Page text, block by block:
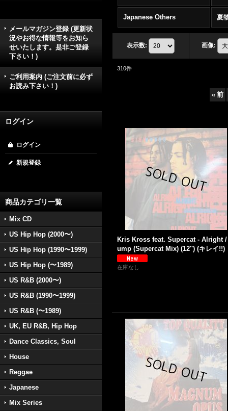
メールマガジン登録 (更新状
況やお得な情報等をお知ら
せいたします。是非ご登録
下さい！)
ご利用案内 (ご注文前に必ず
お読み下さい！)
ログイン
ログイン
新規登録
商品カテゴリ一覧
Mix CD
US Hip Hop (2000〜)
US Hip Hop (1990〜1999)
US Hip Hop (〜1989)
US R&B (2000〜)
US R&B (1990〜1999)
US R&B (〜1989)
UK, EU R&B, Hip Hop
Dance Classics, Soul
House
Reggae
Japanese
Mix Series
Japanese Others 夏
表示数: 画像:
310件
« 前
Kris Kross feat. Supercat - Alright
ump (Supercat Mix) (12'') (キレイ!!)
在庫なし